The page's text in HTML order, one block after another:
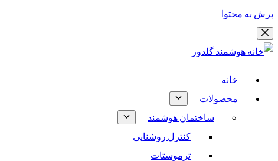
پرش به محتوا
خانه
محصولات
ساختمان هوشمند
کنترل روشنایی
ترموستات